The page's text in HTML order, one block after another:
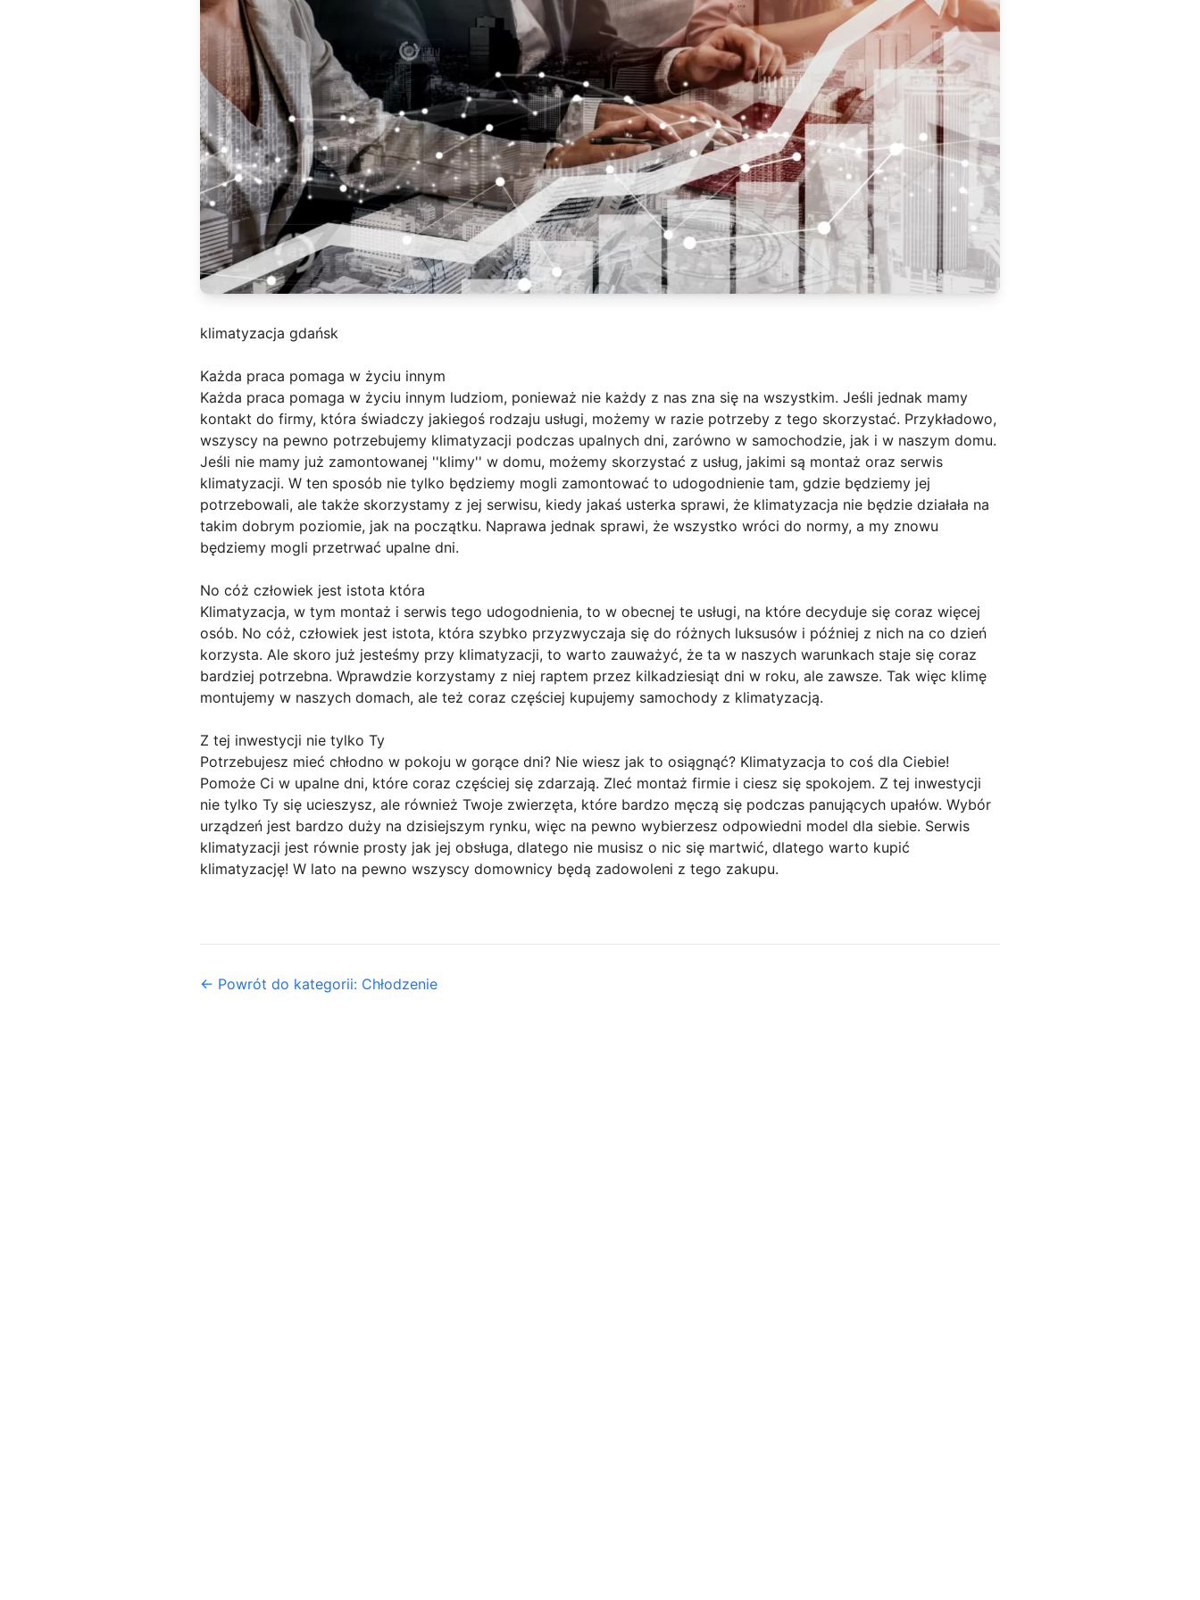
klimatyzacja gdańsk
Każda praca pomaga w życiu innym
Każda praca pomaga w życiu innym ludziom, ponieważ nie każdy z nas zna się na wszystkim. Jeśli jednak mamy
kontakt do firmy, która świadczy jakiegoś rodzaju usługi, możemy w razie potrzeby z tego skorzystać. Przykładowo,
wszyscy na pewno potrzebujemy klimatyzacji podczas upalnych dni, zarówno w samochodzie, jak i w naszym domu.
Jeśli nie mamy już zamontowanej ''klimy'' w domu, możemy skorzystać z usług, jakimi są montaż oraz serwis
klimatyzacji. W ten sposób nie tylko będziemy mogli zamontować to udogodnienie tam, gdzie będziemy jej
potrzebowali, ale także skorzystamy z jej serwisu, kiedy jakaś usterka sprawi, że klimatyzacja nie będzie działała na
takim dobrym poziomie, jak na początku. Naprawa jednak sprawi, że wszystko wróci do normy, a my znowu
będziemy mogli przetrwać upalne dni.
No cóż człowiek jest istota która
Klimatyzacja, w tym montaż i serwis tego udogodnienia, to w obecnej te usługi, na które decyduje się coraz więcej
osób. No cóż, człowiek jest istota, która szybko przyzwyczaja się do różnych luksusów i później z nich na co dzień
korzysta. Ale skoro już jesteśmy przy klimatyzacji, to warto zauważyć, że ta w naszych warunkach staje się coraz
bardziej potrzebna. Wprawdzie korzystamy z niej raptem przez kilkadziesiąt dni w roku, ale zawsze. Tak więc klimę
montujemy w naszych domach, ale też coraz częściej kupujemy samochody z klimatyzacją.
Z tej inwestycji nie tylko Ty
Potrzebujesz mieć chłodno w pokoju w gorące dni? Nie wiesz jak to osiągnąć? Klimatyzacja to coś dla Ciebie!
Pomoże Ci w upalne dni, które coraz częściej się zdarzają. Zleć montaż firmie i ciesz się spokojem. Z tej inwestycji
nie tylko Ty się ucieszysz, ale również Twoje zwierzęta, które bardzo męczą się podczas panujących upałów. Wybór
urządzeń jest bardzo duży na dzisiejszym rynku, więc na pewno wybierzesz odpowiedni model dla siebie. Serwis
klimatyzacji jest równie prosty jak jej obsługa, dlatego nie musisz o nic się martwić, dlatego warto kupić
klimatyzację! W lato na pewno wszyscy domownicy będą zadowoleni z tego zakupu.
← Powrót do kategorii: Chłodzenie